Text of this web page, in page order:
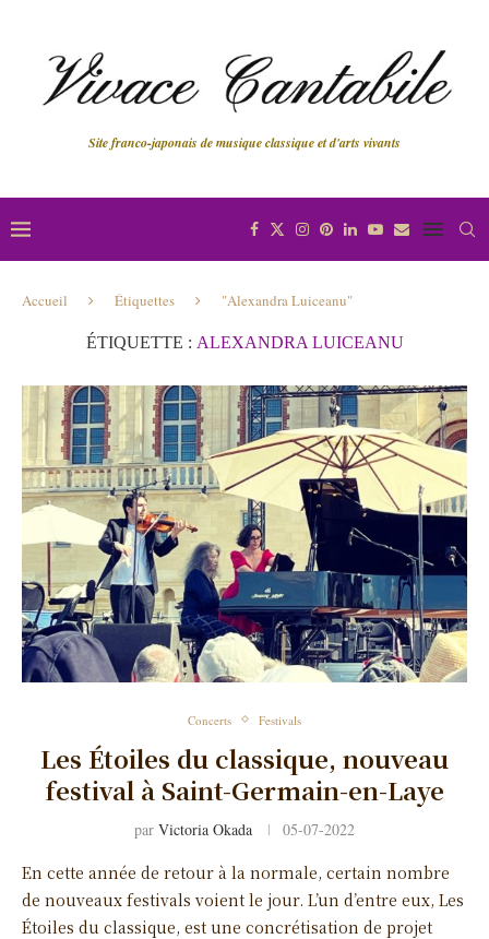
Site franco-japonais de musique classique et d'arts vivants
Accueil Étiquettes "Alexandra Luiceanu"
ÉTIQUETTE : ALEXANDRA LUICEANU
Concerts Festivals
Les Étoiles du classique, nouveau
festival à Saint-Germain-en-Laye
par Victoria Okada 05-07-2022
En cette année de retour à la normale, certain nombre
de nouveaux festivals voient le jour. L’un d’entre eux, Les
Étoiles du classique, est une concrétisation de projet